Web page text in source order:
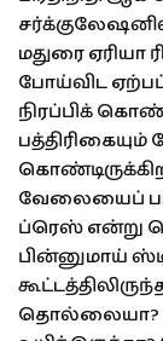
மதுரை ஏரியா
போய்விட
நிரப்பிக்
வேலையைப்
ப்ரெஸ் என்று
பின்னுமாய்
தொல்லையா?